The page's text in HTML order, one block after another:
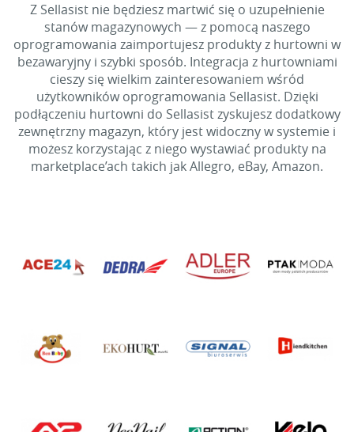
Z Sellasist nie będziesz martwić się o uzupełnienie
stanów magazynowych — z pomocą naszego
oprogramowania zaimportujesz produkty z hurtowni w
bezawaryjny i szybki sposób. Integracja z hurtowniami
cieszy się wielkim zainteresowaniem wśród
użytkowników oprogramowania Sellasist. Dzięki
podłączeniu hurtowni do Sellasist zyskujesz dodatkowy
zewnętrzny magazyn, który jest widoczny w systemie i
możesz korzystając z niego wystawiać produkty na
marketplace’ach takich jak Allegro, eBay, Amazon.